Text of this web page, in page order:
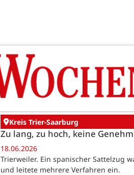
Kreis Trier-Saarburg
Zu lang, zu hoch, keine
18.06.2026
Trierweiler. Ein spanischer Sattelzug
und leitete mehrere Verfahren ein.